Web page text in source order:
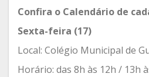
Confira o Calendário de
Sexta-feira (17)
Local: Colégio Municipal de
Horário: das 8h às 12h / 13h